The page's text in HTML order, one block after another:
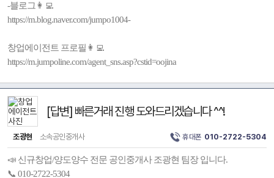
-블로그👩‍💻
https://m.blog.naver.com/jumpo1004-
창업에이전트 프로필👩‍💻
https://m.jumpoline.com/agent_sns.asp?cstid=oojina
[답변] 빠른거래 진행 도와드리겠습니다 ^^!
조광현 소속공인중개사 휴대폰 010-2722-5304
📣 신규창업/양도양수 전문 공인중개사 조광현 팀장 입니다.
📞 010-2722-5304